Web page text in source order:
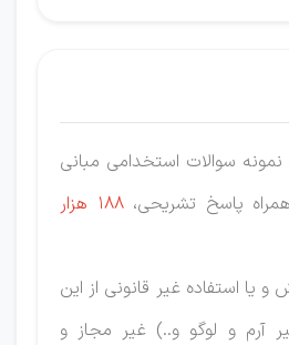
سوالات استخدامی مبانی
پاسخ تشریحی،188 هزار
یا استفاده غیر قانونی از این
آرم و لوگو و..) غیر مجاز و